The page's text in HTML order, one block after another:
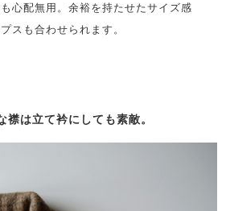
心配無用。余裕を持たせたサイズ感
スも合わせられます。
襟は立て衿にしても素敵。